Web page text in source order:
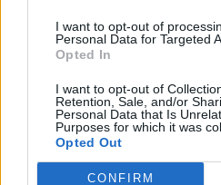
I want to opt-out of
Personal Data for Targeted
Opted In
I want to opt-out of
Retention, Sale, and/or
Personal Data that Is
Purposes for which it was
Opted Out
CONFIRM
Laidos | Nauja diena
Nufilmavo, kaip patvino
vaizdas pribloškia
Žinios